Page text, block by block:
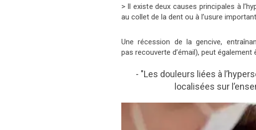
> Il existe deux causes principales à
au collet de la dent ou à l’usure
Une récession de la gencive,
pas recouverte d’émail), peut également
- "Les douleurs liées à
localisées sur